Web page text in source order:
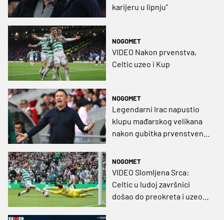
karijeru u lipnju”
NOGOMET
VIDEO Nakon prvenstva,
Celtic uzeo i Kup
NOGOMET
Legendarni Irac napustio
klupu mađarskog velikana
nakon gubitka prvenstvene
NOGOMET
VIDEO Slomljena Srca:
Celtic u ludoj završnici
došao do preokreta i uzeo